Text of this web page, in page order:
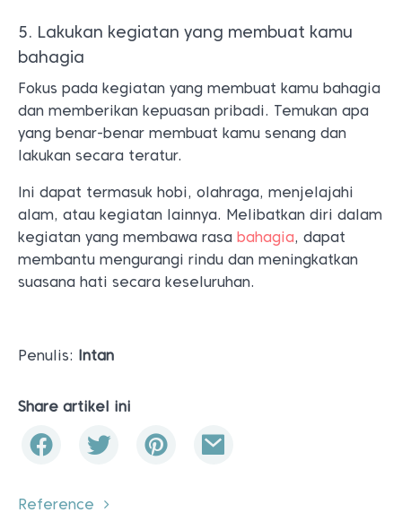
5. Lakukan kegiatan yang membuat kamu
bahagia
Fokus pada kegiatan yang membuat kamu bahagia
dan memberikan kepuasan pribadi. Temukan apa
yang benar-benar membuat kamu senang dan
lakukan secara teratur.
Ini dapat termasuk hobi, olahraga, menjelajahi
alam, atau kegiatan lainnya. Melibatkan diri dalam
kegiatan yang membawa rasa bahagia, dapat
membantu mengurangi rindu dan meningkatkan
suasana hati secara keseluruhan.
Penulis: Intan
Share artikel ini
Reference